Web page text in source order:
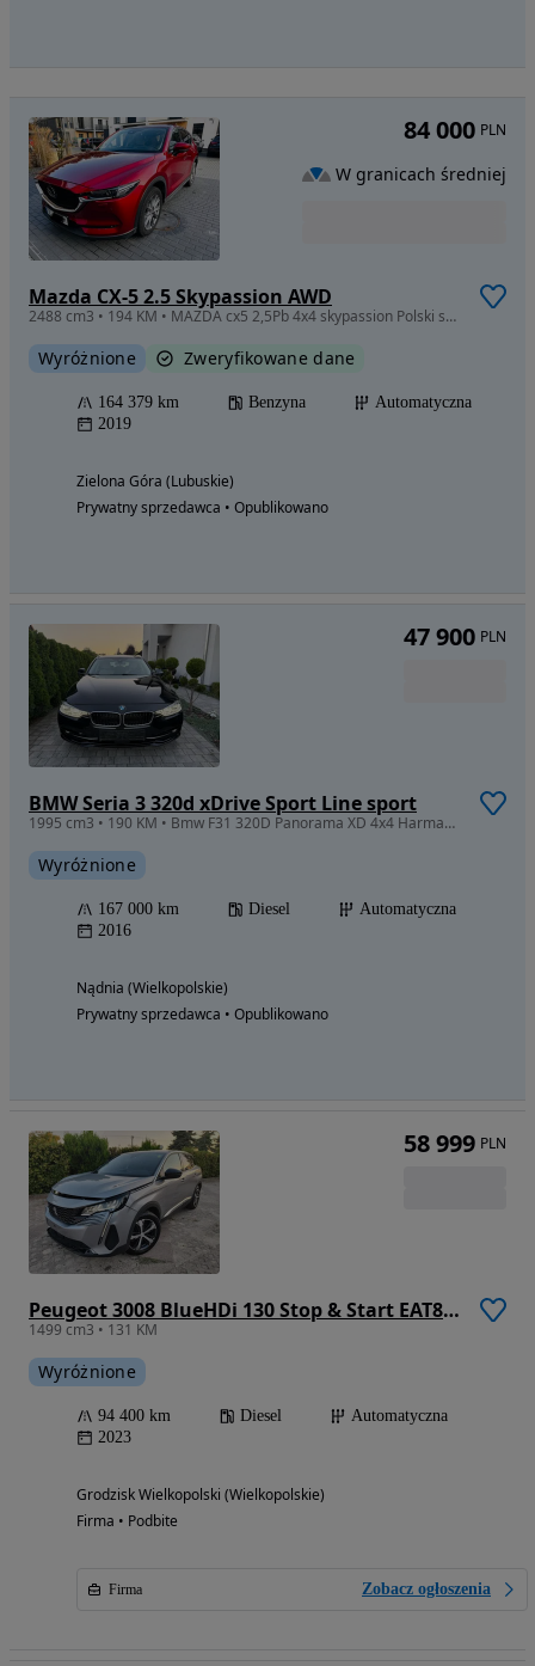
Mazda CX-5 2.5 Skypassion AWD
2488 cm3 • 194 KM • MAZDA cx5 2,5Pb 4x4 skypassion Polski salon,2 właściciel
Wyróżnione Zweryfikowane dane
164 379 km Benzyna
Automatyczna
2019
Zielona Góra (Lubuskie)
Prywatny sprzedawca • Opublikowano
84 000 PLN
W granicach średniej
BMW Seria 3 320d xDrive Sport Line sport
1995 cm3 • 190 KM • Bmw F31 320D Panorama XD 4x4 Harman Kardan z Niemiec
Wyróżnione
167 000 km Diesel
Automatyczna
2016
Nądnia (Wielkopolskie)
Prywatny sprzedawca • Opublikowano
47 900 PLN
Peugeot 3008 BlueHDi 130 Stop & Start EAT8 Allure
1499 cm3 • 131 KM
Wyróżnione
94 400 km Diesel
Automatyczna
2023
Grodzisk Wielkopolski (Wielkopolskie)
Firma • Podbite
Firma Zobacz ogłoszenia
58 999 PLN